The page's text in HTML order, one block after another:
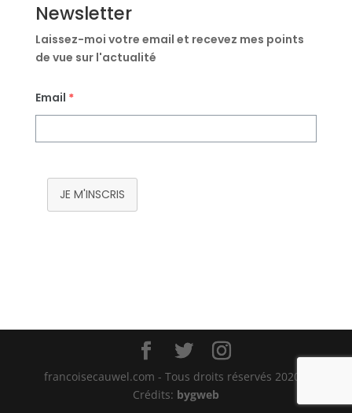
Newsletter
Laissez-moi votre email et recevez mes points
de vue sur l'actualité
Email *
JE M'INSCRIS
francoisecauwel.com - Tous droits réservés 2020 -
Crédits: bygweb